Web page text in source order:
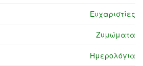
Ευχαριστίες
Ζυμώματα
Ημερολόγια